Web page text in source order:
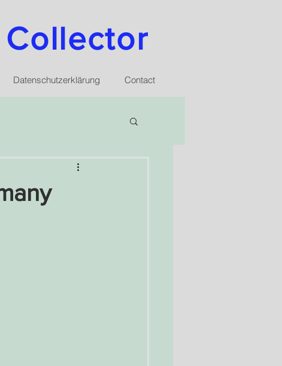
Datenschutzerklärung Contact